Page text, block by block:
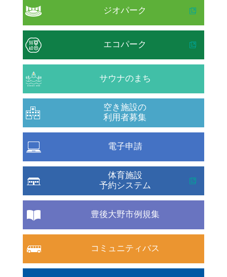
ジオパーク
エコパーク
サウナのまち
空き施設の
利用者募集
電子申請
体育施設
予約システム
豊後大野市例規集
コミュニティバス